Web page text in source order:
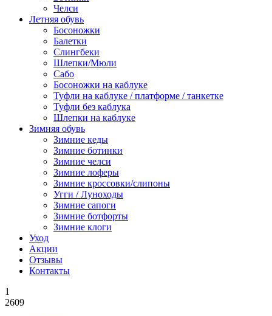
Челси
Летняя обувь
Босоножки
Балетки
Слингбеки
Шлепки/Мюли
Сабо
Босоножки на каблуке
Туфли на каблуке / платформе / танкетке
Туфли без каблука
Шлепки на каблуке
Зимняя обувь
Зимние кеды
Зимние ботинки
Зимние челси
Зимние лоферы
Зимние кроссовки/слипоны
Угги / Луноходы
Зимние сапоги
Зимние ботфорты
Зимние клоги
Уход
Акции
Отзывы
Контакты
1
2609